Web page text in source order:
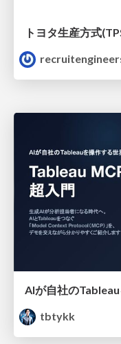
トヨタ⽣産⽅式
tbtykk